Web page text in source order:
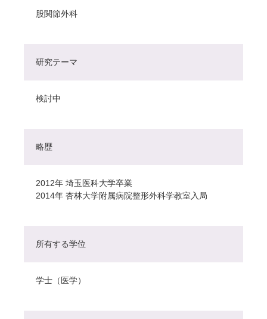
股関節外科
研究テーマ
検討中
略歴
2012年 埼玉医科大学卒業
2014年 杏林大学附属病院整形外科学教室入局
所有する学位
学士（医学）